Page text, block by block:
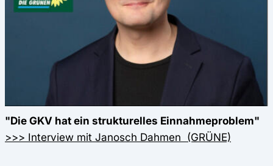
"Die GKV hat ein strukturelles Einnahmeproblem"
>>> Interview mit Janosch Dahmen (GRÜNE)